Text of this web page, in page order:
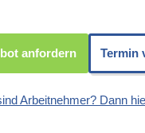
anfordern Termin
Arbeitnehmer? Dann